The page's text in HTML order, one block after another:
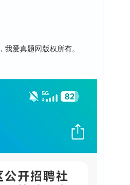
，我爱真题网版权所有。